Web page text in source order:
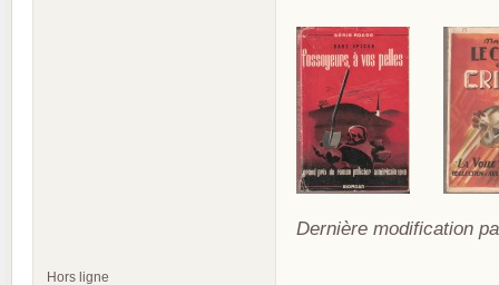
Dernière modification
Hors ligne